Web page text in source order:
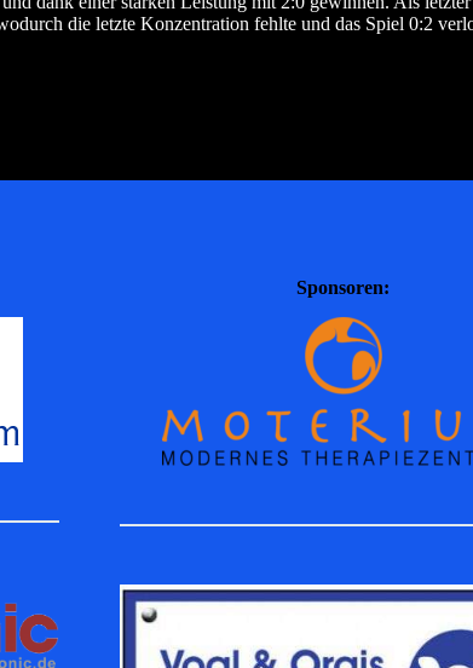
die letzte Konzentration fehlte und das Spiel 0:2
Sponsoren: